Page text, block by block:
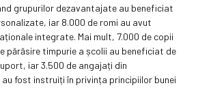
grupurilor dezavantajate au beneficiat
iar 8.000 de romi au avut
integrate. Mai mult, 7.000 de copii
părăsire timpurie a școlii au beneficiat de
iar 3.500 de angajați din
fost instruiți în privința principiilor bunei